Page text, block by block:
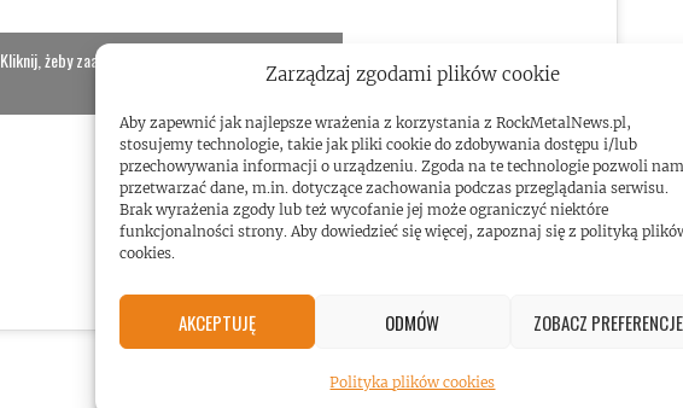
Zarządzaj zgodami plików cookie
Aby zapewnić jak najlepsze wrażenia z korzystania z RockMetalNews.pl,
stosujemy technologie, takie jak pliki cookie do zdobywania dostępu i/lub
przechowywania informacji o urządzeniu. Zgoda na te technologie pozwoli nam
przetwarzać dane, m.in. dotyczące zachowania podczas przeglądania serwisu.
Brak wyrażenia zgody lub też wycofanie jej może ograniczyć niektóre
funkcjonalności strony. Aby dowiedzieć się więcej, zapoznaj się z polityką
cookies.
AKCEPTUJĘ ODMÓW ZOBACZ PREFERENCJE
Polityka plików cookies
Kliknij, żeby zaakceptować marketing pliki cookies i